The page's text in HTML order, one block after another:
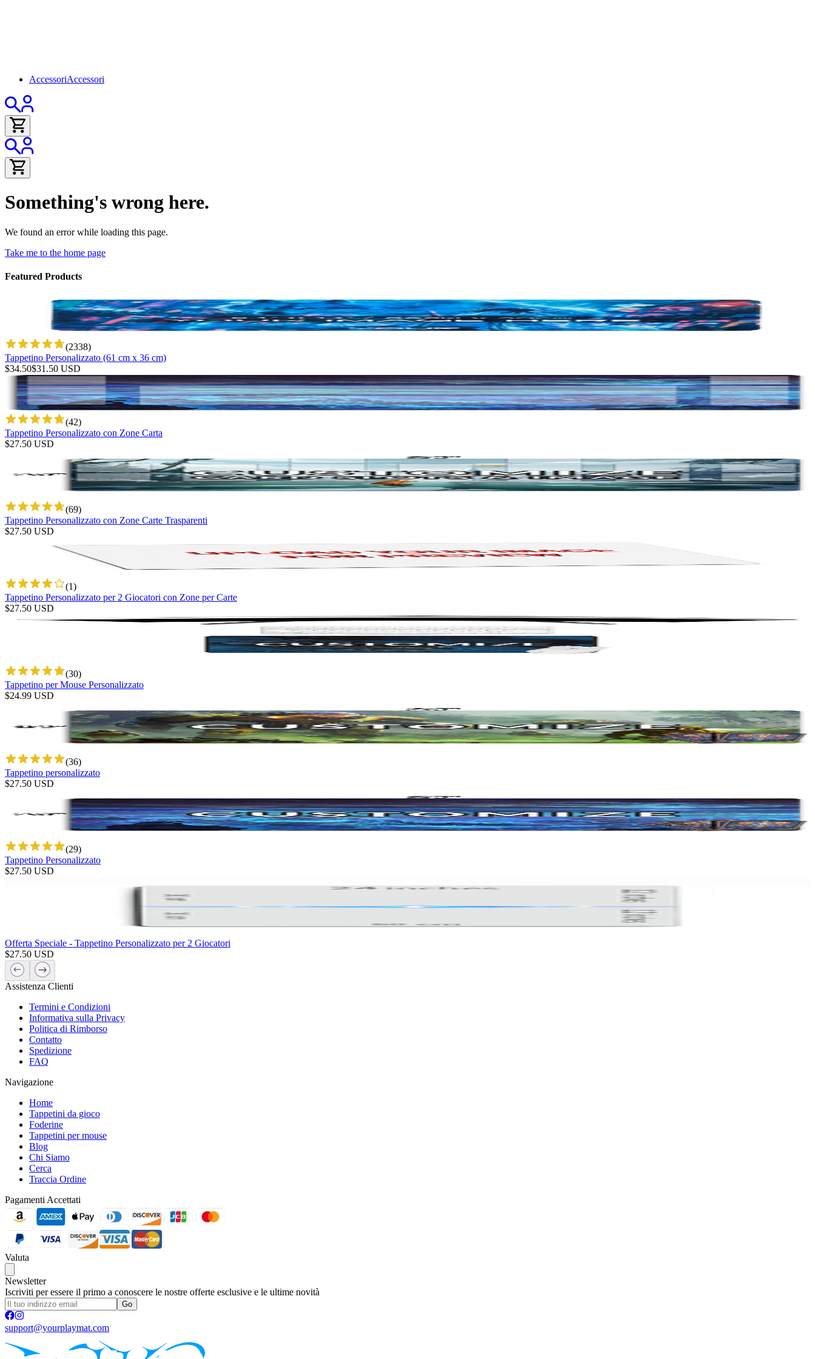
AccessoriAccessori
Something's wrong here.
We found an error while loading this page.
Take me to the home page
Featured Products
(2338)
Tappetino Personalizzato (61 cm x 36 cm)
$34.50$31.50 USD
(42)
Tappetino Personalizzato con Zone Carta
$27.50 USD
(69)
Tappetino Personalizzato con Zone Carte Trasparenti
$27.50 USD
(1)
Tappetino Personalizzato per 2 Giocatori con Zone per Carte
$27.50 USD
(30)
Tappetino per Mouse Personalizzato
$24.99 USD
(36)
Tappetino personalizzato
$27.50 USD
(29)
Tappetino Personalizzato
$27.50 USD
Offerta Speciale - Tappetino Personalizzato per 2 Giocatori
$27.50 USD
Assistenza Clienti
Termini e Condizioni
Informativa sulla Privacy
Politica di Rimborso
Contatto
Spedizione
FAQ
Navigazione
Home
Tappetini da gioco
Foderine
Tappetini per mouse
Blog
Chi Siamo
Cerca
Traccia Ordine
Pagamenti Accettati
Valuta
Newsletter
Iscriviti per essere il primo a conoscere le nostre offerte esclusive e le ultime novità
Go
support@yourplaymat.com